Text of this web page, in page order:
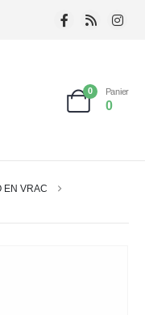
0 Panier
0
EN VRAC